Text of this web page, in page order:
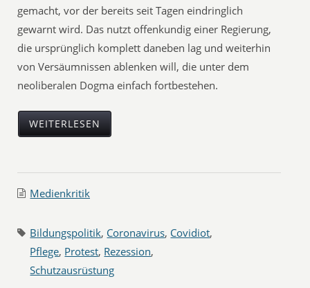
gemacht, vor der bereits seit Tagen eindringlich
gewarnt wird. Das nutzt offenkundig einer Regierung,
die ursprünglich komplett daneben lag und weiterhin
von Versäumnissen ablenken will, die unter dem
neoliberalen Dogma einfach fortbestehen.
WEITERLESEN
Medienkritik
Bildungspolitik, Coronavirus, Covidiot,
Pflege, Protest, Rezession,
Schutzausrüstung